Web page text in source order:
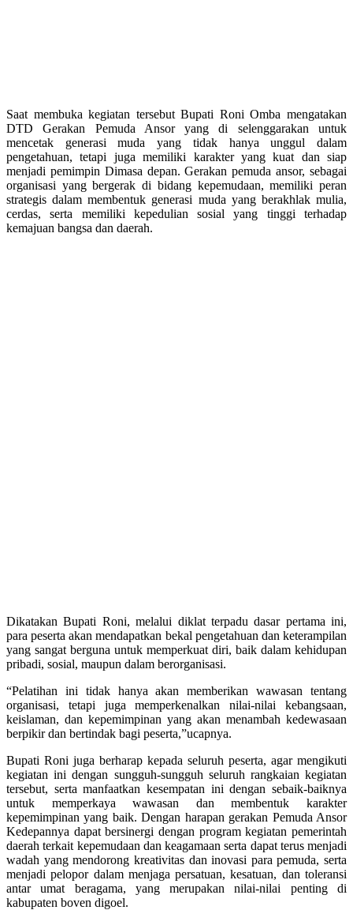
Saat membuka kegiatan tersebut Bupati Roni Omba mengatakan
DTD Gerakan Pemuda Ansor yang di selenggarakan untuk
mencetak generasi muda yang tidak hanya unggul dalam
pengetahuan, tetapi juga memiliki karakter yang kuat dan siap
menjadi pemimpin Dimasa depan. Gerakan pemuda ansor, sebagai
organisasi yang bergerak di bidang kepemudaan, memiliki peran
strategis dalam membentuk generasi muda yang berakhlak mulia,
cerdas, serta memiliki kepedulian sosial yang tinggi terhadap
kemajuan bangsa dan daerah.
Dikatakan Bupati Roni, melalui diklat terpadu dasar pertama ini,
para peserta akan mendapatkan bekal pengetahuan dan keterampilan
yang sangat berguna untuk memperkuat diri, baik dalam kehidupan
pribadi, sosial, maupun dalam berorganisasi.
“Pelatihan ini tidak hanya akan memberikan wawasan tentang
organisasi, tetapi juga memperkenalkan nilai-nilai kebangsaan,
keislaman, dan kepemimpinan yang akan menambah kedewasaan
berpikir dan bertindak bagi peserta,”ucapnya.
Bupati Roni juga berharap kepada seluruh peserta, agar mengikuti
kegiatan ini dengan sungguh-sungguh seluruh rangkaian kegiatan
tersebut, serta manfaatkan kesempatan ini dengan sebaik-baiknya
untuk memperkaya wawasan dan membentuk karakter
kepemimpinan yang baik. Dengan harapan gerakan Pemuda Ansor
Kedepannya dapat bersinergi dengan program kegiatan pemerintah
daerah terkait kepemudaan dan keagamaan serta dapat terus menjadi
wadah yang mendorong kreativitas dan inovasi para pemuda, serta
menjadi pelopor dalam menjaga persatuan, kesatuan, dan toleransi
antar umat beragama, yang merupakan nilai-nilai penting di
kabupaten boven digoel.